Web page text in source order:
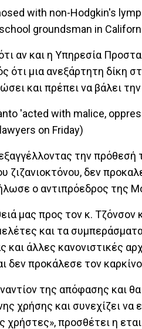
αν και η Υπηρεσία
ότι μια ανεξάρτητη δίκη
και πρέπει να βάλει
την
ζιζανιοκτόνου, δεν
ο αντιπρόεδρος της
μας προς τον κ. Τζόνσον
και τα
και άλλες κανονιστικές
δεν προκάλεσε τον
της απόφασης και
χρήσης και συνεχίζει να
χρήστες», προσθέτει η